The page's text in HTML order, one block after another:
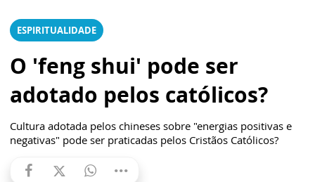
ESPIRITUALIDADE
O 'feng shui' pode ser
adotado pelos católicos?
Cultura adotada pelos chineses sobre "energias positivas e
negativas" pode ser praticadas pelos Cristãos Católicos?